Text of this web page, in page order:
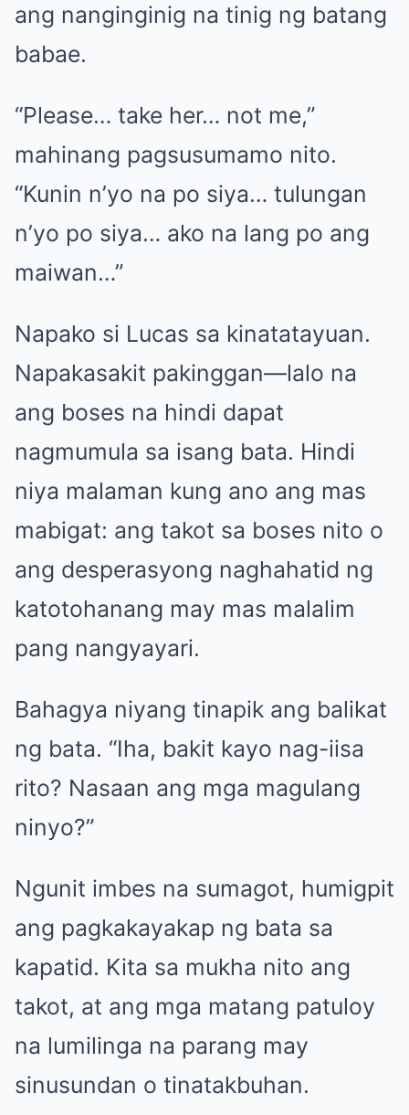
ang nanginginig na tinig ng batang
babae.
“Please… take her… not me,”
mahinang pagsusumamo nito.
“Kunin n’yo na po siya… tulungan
n’yo po siya… ako na lang po ang
maiwan…”
Napako si Lucas sa kinatatayuan.
Napakasakit pakinggan—lalo na
ang boses na hindi dapat
nagmumula sa isang bata. Hindi
niya malaman kung ano ang mas
mabigat: ang takot sa boses nito o
ang desperasyong naghahatid ng
katotohanang may mas malalim
pang nangyayari.
Bahagya niyang tinapik ang balikat
ng bata. “Iha, bakit kayo nag-iisa
rito? Nasaan ang mga magulang
ninyo?”
Ngunit imbes na sumagot, humigpit
ang pagkakayakap ng bata sa
kapatid. Kita sa mukha nito ang
takot, at ang mga matang patuloy
na lumilinga na parang may
sinusundan o tinatakbuhan.